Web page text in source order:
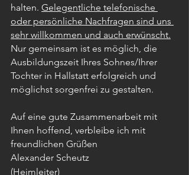
halten. Gelegentliche telefonische
oder persönliche Nachfragen sind uns
sehr willkommen und auch erwünscht.
Nur gemeinsam ist es möglich, die
Ausbildungszeit Ihres Sohnes/Ihrer
Tochter in Hallstatt erfolgreich und
möglichst sorgenfrei zu gestalten.
Auf eine gute Zusammenarbeit mit
Ihnen hoffend, verbleibe ich mit
freundlichen Grüßen
Alexander Scheutz
(Heimleiter)